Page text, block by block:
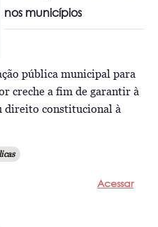
nos municípios
pública municipal para
creche a fim de garantir à
direito constitucional à
Acessar